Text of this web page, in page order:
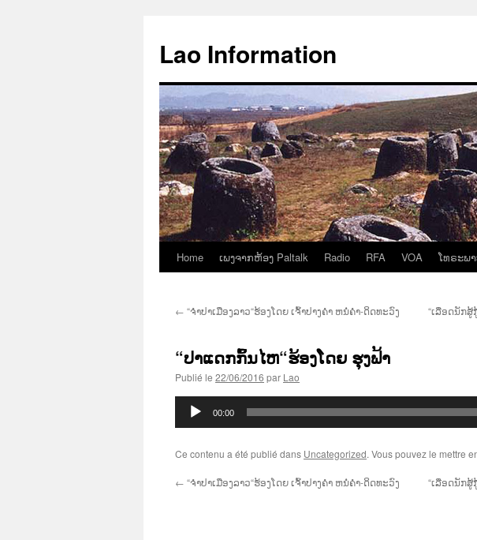
contenu
Lao Information
Home ເພງຈາກຫ້ອງ Paltalk Radio RFA VOA ໂທຣະພ
← “ຈຳປາເມືອງລາວ“ຮ້ອງໂດຍ ເຈົ້າປາງຄຳ ຫນໍ່ຄຳ-ດິດທະວົງ
“ເລືອດນັກ
“ປາແດກກົ້ນໄຫ“ຮ້ອງໂດຍ ຮຸງຟ້າ
Publié le 22/06/2016 par Lao
Lecteur
00:00
Ce contenu a été publié dans Uncategorized. Vous pouvez le mettre
← “ຈຳປາເມືອງລາວ“ຮ້ອງໂດຍ ເຈົ້າປາງຄຳ ຫນໍ່ຄຳ-ດິດທະວົງ
“ເລືອດນັກ